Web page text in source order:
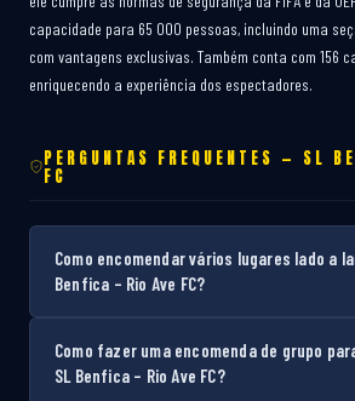
capacidade para 65 000 pessoas, incluindo uma
com vantagens exclusivas. Também conta com 156
enriquecendo a experiência dos espectadores.
PERGUNTAS FREQUENTES — SL
FC
Como encomendar vários lugares lado a
Benfica – Rio Ave FC?
Como fazer uma encomenda de grupo
SL Benfica – Rio Ave FC?